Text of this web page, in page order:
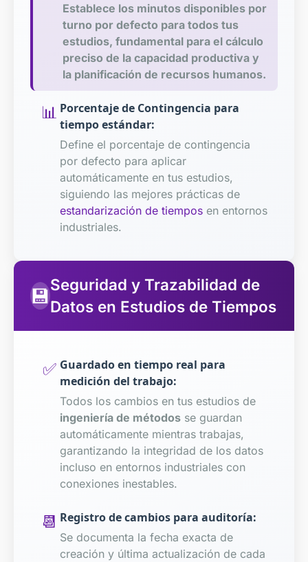
Establece los minutos disponibles por
turno por defecto para todos tus
estudios, fundamental para el cálculo
preciso de la capacidad productiva y
la planificación de recursos humanos.
📊 Porcentaje de Contingencia para
tiempo estándar:
Define el porcentaje de contingencia
por defecto para aplicar
automáticamente en tus estudios,
siguiendo las mejores prácticas de
estandarización de tiemposen entornos
industriales.
💾Seguridad y Trazabilidad de
Datos en Estudios de Tiempos
✅ Guardado en tiempo real para
medición del trabajo:
Todos los cambios en tus estudios de
ingeniería de métodosse guardan
automáticamente mientras trabajas,
garantizando la integridad de los datos
incluso en entornos industriales con
conexiones inestables.
📆 Registro de cambios para auditoría:
Se documenta la fecha exacta de
creación y última actualización de cada